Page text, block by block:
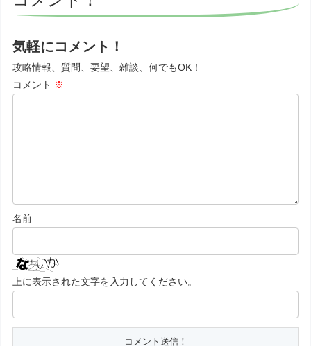
気軽にコメント！
攻略情報、質問、要望、雑談、何でもOK！
コメント ※
名前
上に表示された文字を入力してください。